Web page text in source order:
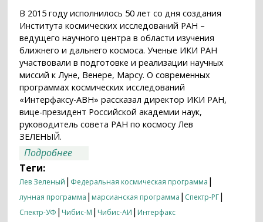
В 2015 году исполнилось 50 лет со дня создания
Института космических исследований РАН –
ведущего научного центра в области изучения
ближнего и дальнего космоса. Ученые ИКИ РАН
участвовали в подготовке и реализации научных
миссий к Луне, Венере, Марсу. О современных
программах космических исследований
«Интерфаксу-АВН» рассказал директор ИКИ РАН,
вице-президент Российской академии наук,
руководитель совета РАН по космосу Лев
ЗЕЛЕНЫЙ.
Подробнее
Роскосмос при формировании
программы космических исследований
учитывают все экономические реалии»
Теги:
Лев Зеленый | Федеральная космическая программа |
лунная программа | марсианская программа | Спектр-РГ|
Спектр-УФ | Чибис-М | Чибис-АИ | Интерфакс